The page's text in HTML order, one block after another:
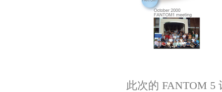
此次的 FANTOM 5